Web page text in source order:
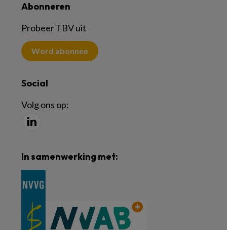
Abonneren
Probeer TBV uit
Word abonnee
Social
Volg ons op:
In samenwerking met: